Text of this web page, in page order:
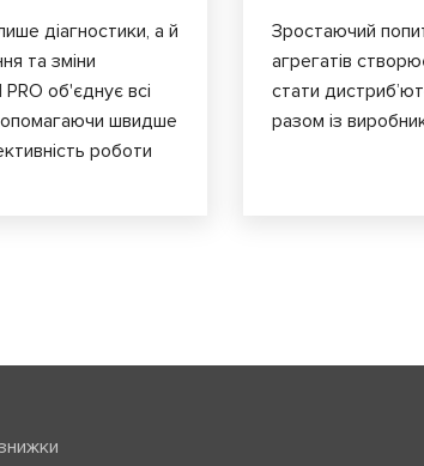
діагностики, а й
та зміни
PRO об'єднує всі
швидше
роботи
Зростаючий
агрегатів
стати
разом із